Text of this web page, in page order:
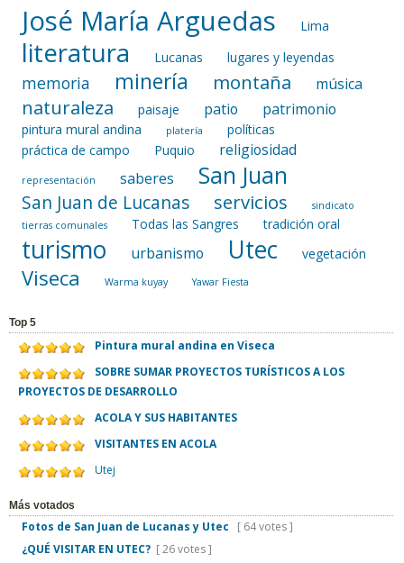
José María Arguedas Lima
literatura Lucanas lugares y leyendas
memoria minería montaña música
naturaleza paisaje patio patrimonio
pintura mural andina platería
políticas
práctica de campo
Puquio religiosidad
representación saberes San Juan
San Juan de Lucanas servicios
sindicato
tierras comunales
Todas las Sangres tradición oral
turismo urbanismo Utec vegetación
Viseca Warma kuyay Yawar Fiesta
Top 5
Pintura mural andina en Viseca
SOBRE SUMAR PROYECTOS TURÍSTICOS A LOS
PROYECTOS DE DESARROLLO
ACOLA Y SUS HABITANTES
VISITANTES EN ACOLA
Utej
Más votados
Fotos de San Juan de Lucanas y Utec
[ 64 votes ]
¿QUÉ VISITAR EN UTEC? [ 26 votes ]